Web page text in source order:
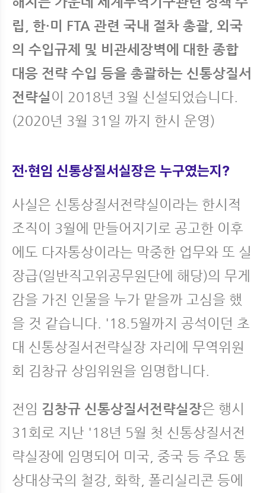
립, 한·미 FTA 관련 국내 절차 총괄, 외국
의 수입규제 및 비관세장벽에 대한 종합
대응 전략 수입 등을 총괄하는 신통상질서
전략실이 2018년 3월 신설되었습니다.
(2020년 3월 31일 까지 한시 운영)
전·현임 신통상질서실장은 누구였는지?
사실은 신통상질서전략실이라는 한시적
조직이 3월에 만들어지기로 공고한 이후
에도 다자통상이라는 막중한 업무와 또 실
장급(일반직고위공무원단에 해당)의 무게
감을 가진 인물을 누가 맡을까 고심을 했
을 것 같습니다. '18.5월까지 공석이던 초
대 신통상질서전략실장 자리에 무역위원
회 김창규 상임위원을 임명합니다.
전임 김창규 신통상질서전략실장은 행시
31회로 지난 '18년 5월 첫 신통상질서전
략실장에 임명되어 미국, 중국 등 주요 통
상대상국의 철강, 화학, 폴리실리콘 등에